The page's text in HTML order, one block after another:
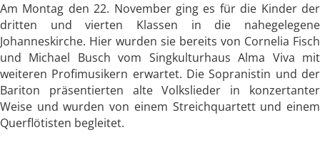
Am Montag den 22. November ging es für die Kinder der
dritten und vierten Klassen in die nahegelegene
Johanneskirche. Hier wurden sie bereits von Cornelia Fisch
und Michael Busch vom Singkulturhaus Alma Viva mit
weiteren Profimusikern erwartet. Die Sopranistin und der
Bariton präsentierten alte Volkslieder in konzertanter
Weise und wurden von einem Streichquartett und einem
Querflötisten begleitet.